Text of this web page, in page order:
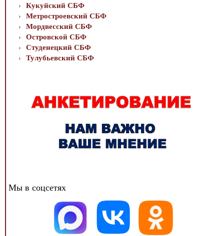
Кукуйский СБФ
Метростроевский СБФ
Мордвесский СБФ
Островской СБФ
Студенецкий СБФ
Тулубьевский СБФ
Мы в соцсетях